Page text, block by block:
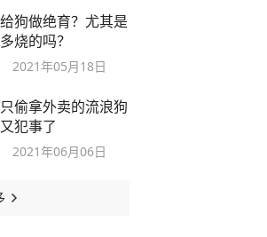
狗做绝育？尤其是
烧的吗？
2021年05月18日
偷拿外卖的流浪狗
犯事了
2021年06月06日